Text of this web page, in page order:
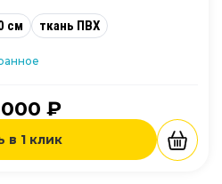
см ткань ПВХ
₽
в 1 клик